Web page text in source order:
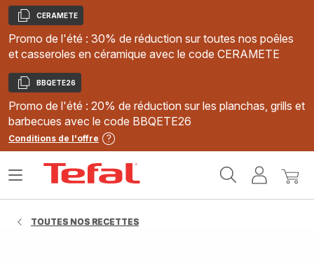
Copier
CERAMETE
Promo de l'été : 30% de réduction sur toutes nos poêles
et casseroles en céramique avec le code CERAMETE
Copier
BBQETE26
Promo de l'été : 20% de réduction sur les planchas, grills et
barbecues avec le code BBQETE26
Conditions de l'offre
MonMon
Ouvrir
TOUTES NOS RECETTES